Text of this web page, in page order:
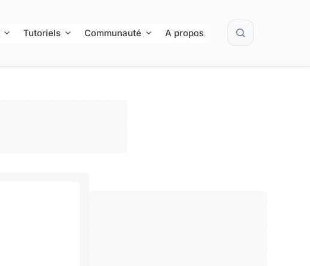
Tutoriels Communauté A propos Rechercher